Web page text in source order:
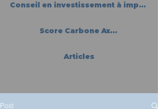
Conseil en investissement à impact
Score Carbone Axylia®
Articles
Post